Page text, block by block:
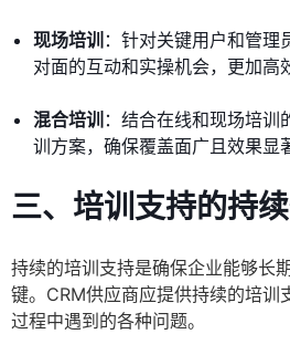
现场培训 ：针对关键用户和管理
对面的互动和实操机会，更加高
混合培训 ：结合在线和现场培训
训方案，确保覆盖面广且效果显
三、培训支持的持
持续的培训支持是确保企业能够长
键。CRM供应商应提供持续的培训
过程中遇到的各种问题。